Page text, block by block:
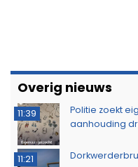
Overig nieuws
11:39
Politie zoekt
aanhouding
11:21